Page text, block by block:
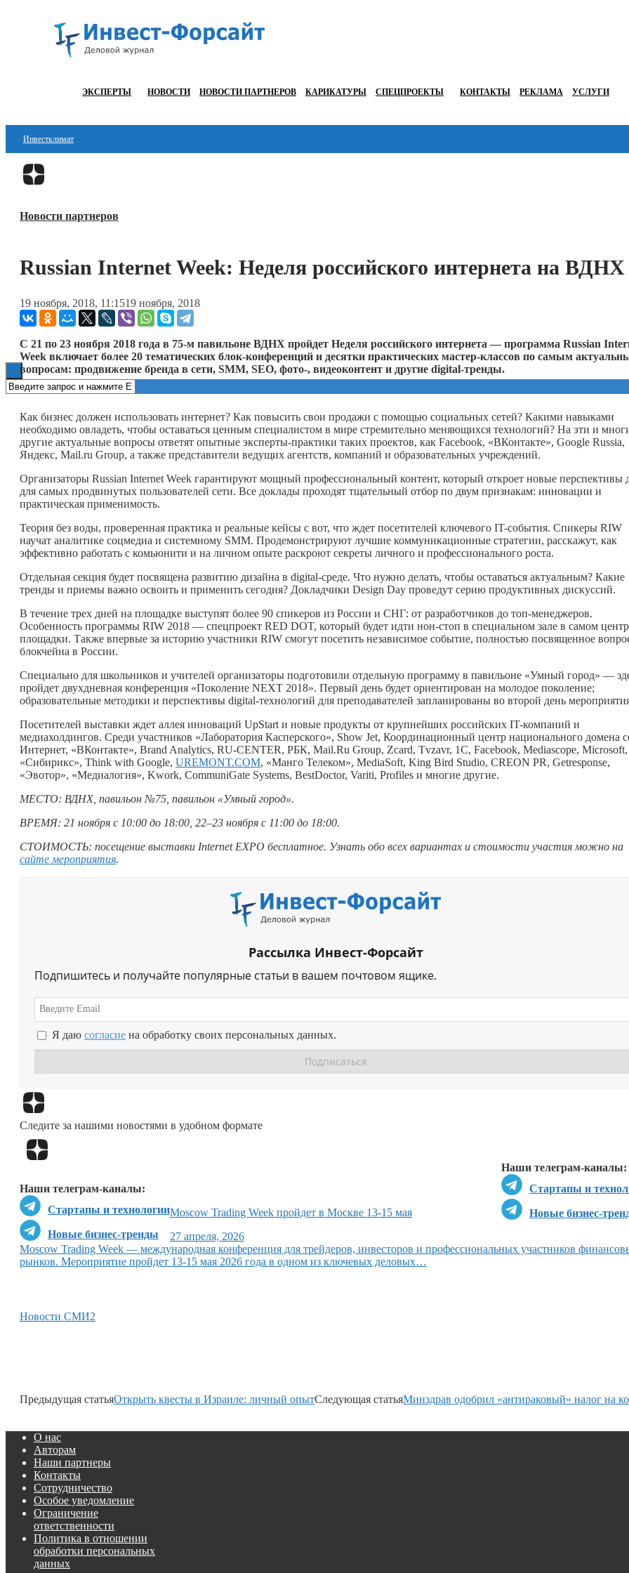
ЭКСПЕРТЫ НОВОСТИ НОВОСТИ ПАРТНЕРОВ КАРИКАТУРЫ СПЕЦПРОЕКТЫ КОНТАКТЫ РЕКЛАМА УСЛУГИ
Инвестклимат
Финансы
Блокчейн
ESG
Новости партнеров
Russian Internet Week: Неделя российского интернета на ВДНХ
19 ноября, 2018, 11:1519 ноября, 2018
С 21 по 23 ноября 2018 года в 75-м павильоне ВДНХ пройдет Неделя российского интернета — программа Russian
Week включает более 20 тематических блок-конференций и десятки практических мастер-классов по самым
вопросам: продвижение бренда в сети, SMM, SEO, фото-, видеоконтент и другие digital-тренды.
Как бизнес должен использовать интернет? Как повысить свои продажи с помощью социальных сетей? Какими навыками
необходимо овладеть, чтобы оставаться ценным специалистом в мире стремительно меняющихся технологий? На эти и
другие актуальные вопросы ответят опытные эксперты-практики таких проектов, как Facebook, «ВКонтакте», Google Russia,
Яндекс, Mail.ru Group, а также представители ведущих агентств, компаний и образовательных учреждений.
Организаторы Russian Internet Week гарантируют мощный профессиональный контент, который откроет новые перспективы
для самых продвинутых пользователей сети. Все доклады проходят тщательный отбор по двум признакам: инновации и
практическая применимость.
Теория без воды, проверенная практика и реальные кейсы с вот, что ждет посетителей ключевого IT-события. Спикеры RIW
научат аналитике соцмедиа и системному SMM. Продемонстрируют лучшие коммуникационные стратегии, расскажут, как
эффективно работать с комьюнити и на личном опыте раскроют секреты личного и профессионального роста.
Отдельная секция будет посвящена развитию дизайна в digital-среде. Что нужно делать, чтобы оставаться актуальным? Какие
тренды и приемы важно освоить и применить сегодня? Докладчики Design Day проведут серию продуктивных дискуссий.
В течение трех дней на площадке выступят более 90 спикеров из России и СНГ: от разработчиков до топ-менеджеров.
Особенность программы RIW 2018 — спецпроект RED DOT, который будет идти нон-стоп в специальном зале в самом
площадки. Также впервые за историю участники RIW смогут посетить независимое событие, полностью посвященное
блокчейна в России.
Специально для школьников и учителей организаторы подготовили отдельную программу в павильоне «Умный город» —
пройдет двухдневная конференция «Поколение NEXT 2018». Первый день будет ориентирован на молодое поколение;
образовательные методики и перспективы digital-технологий для преподавателей запланированы во второй день
Посетителей выставки ждет аллея инноваций UpStart и новые продукты от крупнейших российских IT-компаний и
медиахолдингов. Среди участников «Лаборатория Касперского», Show Jet, Координационный центр национального домена
Интернет, «ВКонтакте», Brand Analytics, RU-CENTER, РБК, Mail.Ru Group, Zcard, Тvzavr, 1С, Facebook, Mediascope, Microsoft,
«Сибирикс», Think with Google, UREMONT.COM, «Манго Телеком», MediaSoft, King Bird Studio, CREON PR, Getresponse,
«Эвотор», «Медиалогия», Kwork, CommuniGate Systems, BestDoctor, Variti, Profiles и многие другие.
МЕСТО: ВДНХ, павильон №75, павильон «Умный город».
ВРЕМЯ: 21 ноября с 10:00 до 18:00, 22–23 ноября с 11:00 до 18:00.
СТОИМОСТЬ: посещение выставки Internet EXPO бесплатное. Узнать обо всех вариантах и стоимости участия можно на
сайте мероприятия.
Рассылка Инвест-Форсайт
Подпишитесь и получайте популярные статьи в вашем почтовом ящике.
Я даю согласие на обработку своих персональных данных.
Следите за нашими новостями в удобном формате
Наши телеграм-каналы:
Стартапы и
Новые бизнес-
Наши телеграм-каналы:
Стартапы и технологии
Новые бизнес-тренды
Moscow Trading Week пройдет в Москве 13-15 мая
27 апреля, 2026
Moscow Trading Week — международная конференция для трейдеров, инвесторов и профессиональных участников
рынков. Мероприятие пройдет 13-15 мая 2026 года в одном из ключевых деловых…
Новости СМИ2
Предыдущая статьяОткрыть квесты в Израиле: личный опытСледующая статьяМинздрав одобрил «антираковый» налог на
О нас
Авторам
Наши партнеры
Контакты
Сотрудничество
Особое уведомление
Ограничение
ответственности
Политика в отношении
обработки персональных
данных